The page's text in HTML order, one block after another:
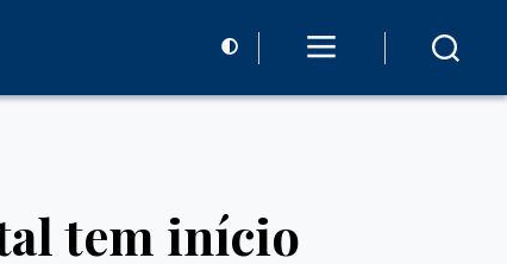
tem início